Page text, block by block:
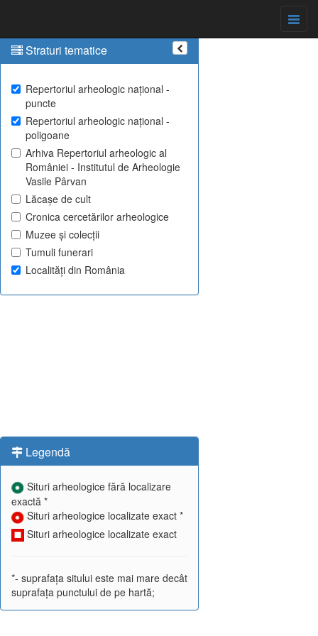
Straturi tematice
Repertoriul arheologic național -
puncte
Repertoriul arheologic național -
poligoane
Arhiva Repertoriul arheologic al
României - Institutul de Arheologie
Vasile Pârvan
Lăcașe de cult
Cronica cercetărilor arheologice
Muzee și colecții
Tumuli funerari
Localități din România
Legendă
Situri arheologice fără localizare
exactă *
Situri arheologice localizate exact *
Situri arheologice localizate exact
*- suprafața sitului este mai mare decât
suprafața punctului de pe hartă;